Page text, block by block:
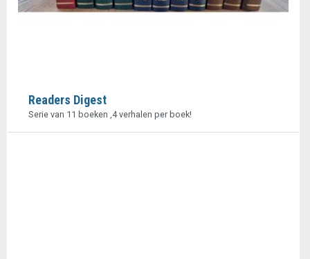
Readers Digest
Serie van 11 boeken ,4 verhalen per boek!